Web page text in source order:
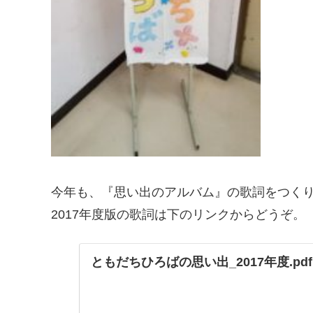
今年も、『思い出のアルバム』の歌詞をつくり
2017年度版の歌詞は下のリンクからどうぞ。
ともだちひろばの思い出_2017年度.pdf